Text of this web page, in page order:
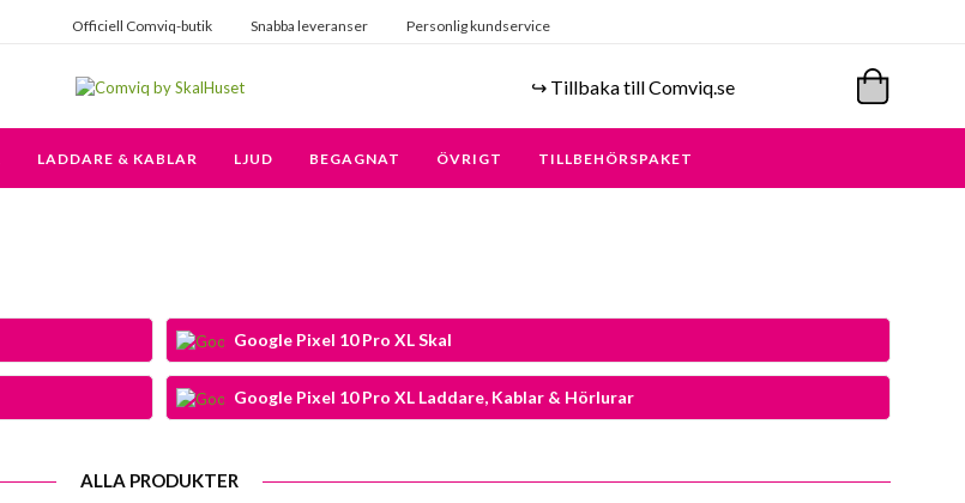
Officiell Comviq-butik Snabba leveranser Personlig kundservice
↪️ Tillbaka till Comviq.se
LADDARE & KABLAR LJUD BEGAGNAT ÖVRIGT TILLBEHÖRSPAKET
Google Pixel 10 Pro XL Skal
Google Pixel 10 Pro XL Laddare, Kablar & Hörlurar
ALLA PRODUKTER